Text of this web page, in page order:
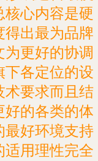
心内容是硬
得出最为品牌
更好的协调
下各定位的设
术要求而且结
好的各类的体
最好环境支持
适用理性完全